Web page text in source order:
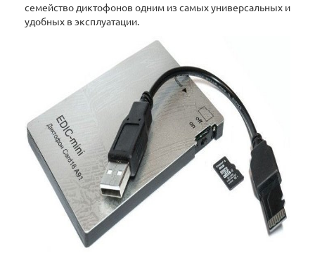
семейство диктофонов одним из самых универсальных и
удобных в эксплуатации.